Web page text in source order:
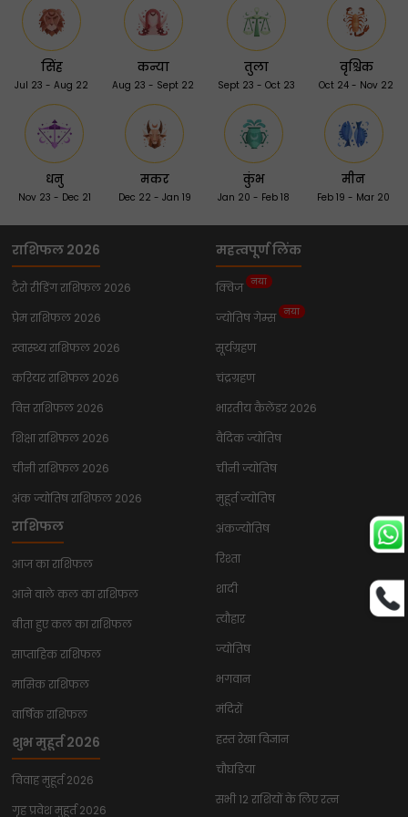
सिंह
Jul 23 - Aug 22
कन्या
Aug 23 - Sept 22
तुला
Sept 23 - Oct 23
वृश्चिक
Oct 24 - Nov 22
धनु
Nov 23 - Dec 21
मकर
Dec 22 - Jan 19
कुंभ
Jan 20 - Feb 18
मीन
Feb 19 - Mar 20
राशिफल 2026
टैरो रीडिंग राशिफल 2026
प्रेम राशिफल 2026
स्वास्थ्य राशिफल 2026
करियर राशिफल 2026
वित्त राशिफल 2026
शिक्षा राशिफल 2026
चीनी राशिफल 2026
अंक ज्योतिष राशिफल 2026
राशिफल
आज का राशिफल
आने वाले कल का राशिफल
बीता हुए कल का राशिफल
साप्ताहिक राशिफल
मासिक राशिफल
वार्षिक राशिफल
शुभ मुहूर्त 2026
विवाह मुहूर्त 2026
गृह प्रवेश मुहूर्त 2026
महत्वपूर्ण लिंक
क्विज नया
ज्योतिष गेम्स नया
सूर्यग्रहण
चंद्रग्रहण
भारतीय कैलेंडर 2026
वैदिक ज्योतिष
चीनी ज्योतिष
मुहूर्त ज्योतिष
अंकज्योतिष
रिश्ता
शादी
त्यौहार
ज्योतिष
भगवान
मंदिरों
हस्त रेखा विज्ञान
चौघडिया
सभी 12 राशियों के लिए रत्न